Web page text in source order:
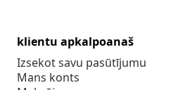
klientu apkalpoanaš
Izsekot savu pasūtījumu
Mans konts